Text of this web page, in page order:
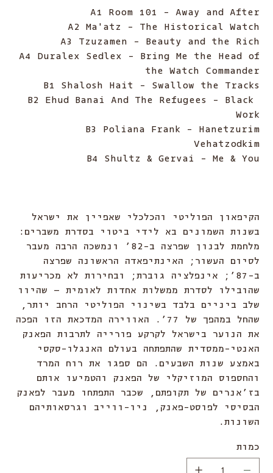
A1 Room 101 - Away and After
A2 Ma'atz - The Historical Watch
A3 Tzuzamen - Beauty and the Rich
A4 Duralex Sedlex - Bring Me the Head of
the Watch Commander
B1 Shalosh Hait - Swallow the Tracks
B2 Ehud Banai And The Refugees - Black
Work
B3 Poliana Frank - Hanetzurim
Vehatzodkim
B4 Shultz & Gervai - Me & You
הקיפאון הפוליטי והכלכלי שאפיין את ישראל
בשנות השמונים בא לידי ביטוי בסדרת משברים:
מלחמת לבנון שפרצה ב-82’ ונמשכה הרבה מעבר
לסיום העשור; האינתיפאדה הראשונה שפרצה
ב-87’; אינפלציה גוברת; ובחירות לא מכריעות
שהובילו לסדרת ממשלות אחדות לאומית – שהיוו
שלב ביניים בלבד בשינוי הפוליטי הרחב יותר,
שהחל במהפך של 77’. האווירה המדכאת הזו הפכה
את הנוער בישראל לקרקע פורייה לתרבות הפאנק
האנטי-ממסדית שהתפתחה בעולם האנגלו-סקסי
באמצע שנות השבעים. הם ספגו את רוח המרד
והחספוס המוזיקלי של הפאנק והטמיעו אותם
בז’אנרים של תקופתם, שכבר התפתחו מעבר לפאנק
הבסיסי לפוסט-פאנק, ניו-ווייב וגרסאותיהם
השונות.
כמות